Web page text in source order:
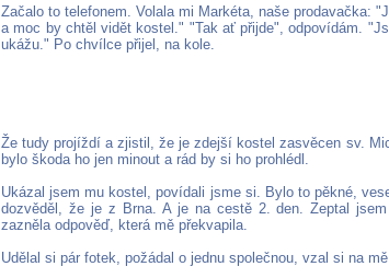
Začalo to telefonem. Volala mi Markéta, naše prodavačka:
a moc by chtěl vidět kostel." "Tak ať přijde", odpovídám.
ukážu." Po chvílce přijel, na kole.
Že tudy projíždí a zjistil, že je zdejší kostel zasvěcen sv.
bylo škoda ho jen minout a rád by si ho prohlédl.
Ukázal jsem mu kostel, povídali jsme si. Bylo to pěkné,
dozvěděl, že je z Brna. A je na cestě 2. den. Zeptal
zazněla odpověď, která mě překvapila.
Udělal si pár fotek, požádal o jednu společnou, vzal si na